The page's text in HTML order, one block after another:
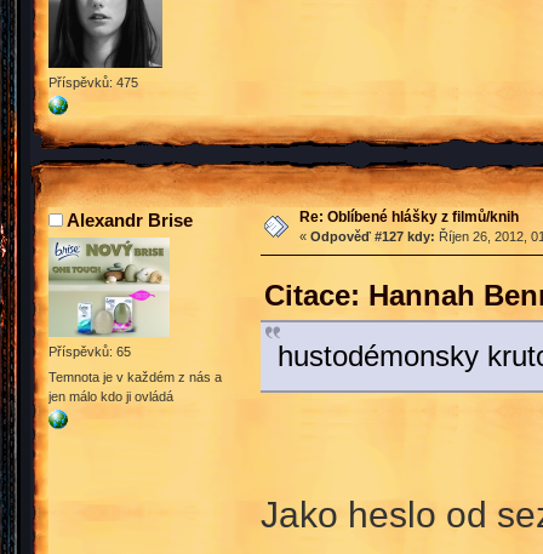
Příspěvků: 475
Alexandr Brise
Příspěvků: 65
Temnota je v každém z nás a
jen málo kdo ji ovládá
Re: Oblíbené hlášky z filmů/knih
« Odpověď #127 kdy: Říjen 26, 2012,
Citace: Hannah
hustodémonsky
Jako heslo od